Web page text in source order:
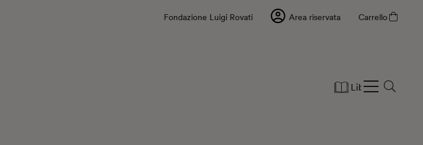
Fondazione Luigi Rovati Area riservata Carrello
Libri